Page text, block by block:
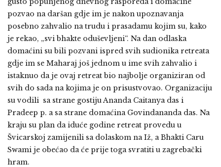
pozvao na daršan gdje im je nakon upoznavanja
posebno zahvalio na trudu i prasadamu kojim su, kako
je rekao, „svi bhakte oduševljeni“. Na dan odlaska
domaćini su bili pozvani ispred svih sudionika retreata
gdje im se Maharaj još jednom u ime svih zahvalio i
istaknuo da je ovaj retreat bio najbolje organiziran od
svih do sada na kojima je on prisustvovao. Organizaciju
su vodili sa strane gostiju Ananda Caitanya das i
Pradeep p. a sa strane domaćina Govindananda das. Na
kraju su plan da iduće godine retreat provedu u
Švicarskoj zamijenili sa dolaskom na Iž, a Bhakti Caru
Swami je obećao da će prije toga svratiti u zagrebački
hram.